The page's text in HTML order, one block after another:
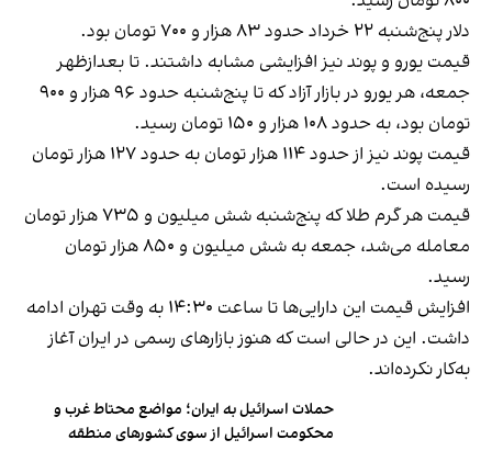
دلار پنج‌شنبه ۲۲ خرداد حدود ۸۳ هزار و ۷۰۰ تومان بود.
قیمت یورو و پوند نیز افزایشی مشابه داشتند. تا بعدازظهر
جمعه، هر یورو در بازار آزاد که تا پنج‌شنبه حدود ۹۶ هزار و ۹۰۰
تومان بود، به حدود ۱۰۸ هزار و ۱۵۰ تومان رسید.
قیمت پوند نیز از حدود ۱۱۴ هزار تومان به حدود ۱۲۷ هزار تومان
رسیده است.
قیمت هر گرم طلا که پنج‌شنبه شش میلیون و ۷۳۵ هزار تومان
معامله می‌شد، جمعه به شش میلیون و ۸۵۰ هزار تومان
رسید.
افزایش قیمت این دارایی‌ها تا ساعت ۱۴:۳۰ به وقت تهران ادامه
داشت. این در حالی است که هنوز بازارهای رسمی در ایران آغاز
به‌کار نکرده‌اند.
حملات اسرائیل به ایران؛ مواضع محتاط غرب و
محکومت اسرائیل از سوی کشورهای منطقه